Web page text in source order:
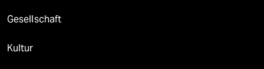
Gesellschaft
Kultur